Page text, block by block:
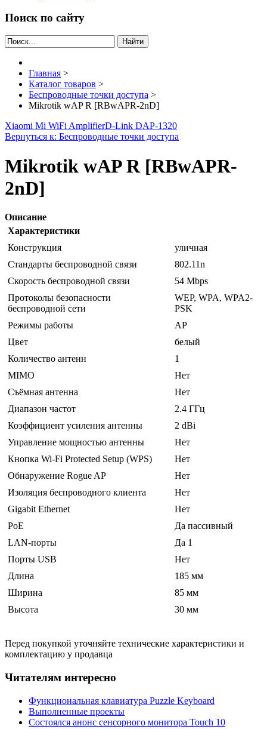
Поиск по сайту
Найти
Главная >
Каталог товаров >
Беспроводные точки доступа >
Mikrotik wAP R [RBwAPR-2nD]
Xiaomi Mi WiFi AmplifierD-Link DAP-1320
Вернуться к: Беспроводные точки доступа
Mikrotik wAP R [RBwAPR-
2nD]
Описание
Характеристики
Конструкция
уличная
Стандарты беспроводной связи
802.11n
Скорость беспроводной связи
54 Mbps
Протоколы безопасности
беспроводной сети
WEP, WPA, WPA2-
PSK
Режимы работы
AP
Цвет
белый
Количество антенн
1
MIMO
Нет
Съёмная антенна
Нет
Диапазон частот
2.4 ГГц
Коэффициент усиления антенны
2 dBi
Управление мощностью антенны
Нет
Кнопка Wi-Fi Protected Setup (WPS)
Нет
Обнаружение Rogue AP
Нет
Изоляция беспроводного клиента
Нет
Gigabit Ethernet
Нет
PoE
Да пассивный
LAN-порты
Да 1
Порты USB
Нет
Длина
185 мм
Ширина
85 мм
Высота
30 мм
Перед покупкой уточняйте технические характеристики и
комплектацию у продавца
Читателям интересно
Функциональная клавиатура Puzzle Keyboard
Выполненные проекты
Состоялся анонс сенсорного монитора Touch 10